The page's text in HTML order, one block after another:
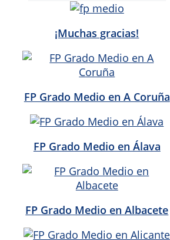
¡Muchas gracias!
FP Grado Medio en A Coruña
FP Grado Medio en Álava
FP Grado Medio en Albacete